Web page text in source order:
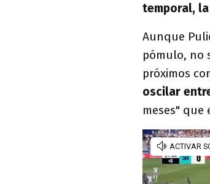
temporal,
Aunque
pómulo, no
próximos
oscilar
meses" que